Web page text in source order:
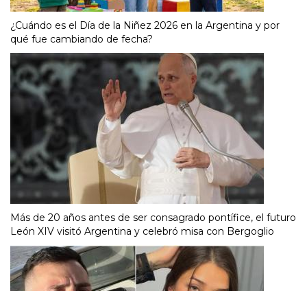
¿Cuándo es el Día de la Niñez 2026 en la Argentina y por
qué fue cambiando de fecha?
Más de 20 años antes de ser consagrado pontífice, el futuro
León XIV visitó Argentina y celebró misa con Bergoglio